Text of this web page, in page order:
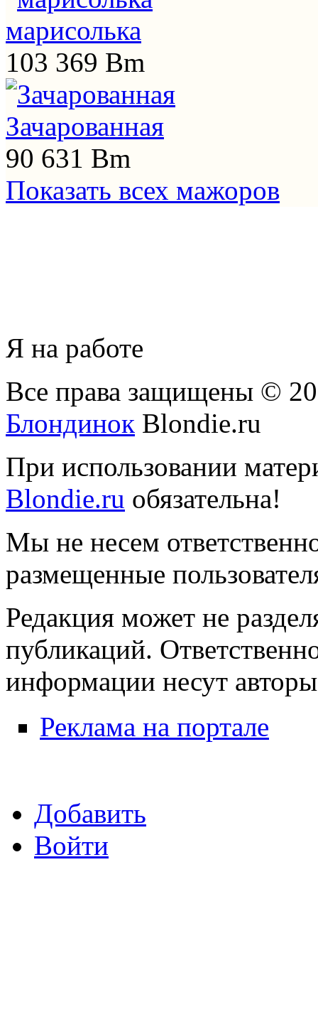
марисолька
103 369 Bm
Зачарованная
90 631 Bm
Показать всех мажоров
Я на работе
Все права защищены ©
Блондинок Blondie.ru
При использовании
Blondie.ru обязательна!
Мы не несем
размещенные
Редакция может не
публикаций.
информации несут
Реклама на портале
Добавить
Войти